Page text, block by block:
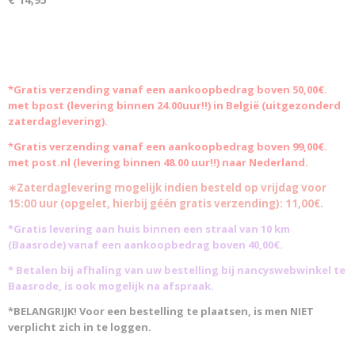
*Gratisverzending vanaf een aankoopbedrag boven 50,00€.
met bpost (levering binnen 24.00uur!!) in België (uitgezonderd
zaterdaglevering).
*Gratis verzending vanaf een aankoopbedrag boven 99,00€.
met post.nl (levering binnen 48.00 uur!!) naar Nederland.
∗Zaterdaglevering mogelijk indien besteld op vrijdag voor
15:00 uur (opgelet, hierbij géén gratis verzending): 11,00€.
*Gratis levering aan huis binnen een straal van 10 km
(Baasrode)vanaf een aankoopbedrag boven 40,00€.
* Betalen bij afhaling van uw bestelling bij nancyswebwinkel te
Baasrode, is ook mogelijk na afspraak.
*BELANGRIJK! Voor een bestelling te plaatsen, is men NIET
verplicht zich in te loggen.